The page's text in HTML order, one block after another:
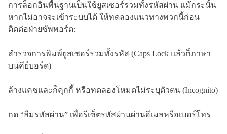
การล็อกอินพื้นฐานเป็นใช้ยูสเซอร์รวมทั้งรหัสผ่าน แม้กระนั้น
หากไม่อาจจะเข้าระบบได้ ให้ทดลองแนวทางพวกนี้ก่อน
ติดต่อฝ่ายซัพพอร์ต:
สำรวจการพิมพ์ยูสเซอร์รวมทั้งรหัส (Caps Lock แล้วก็ภาษา
บนคีย์บอร์ด)
ล้างแคชและก็คุกกี้ หรือทดลองโหมดไม่ระบุตัวตน (Incognito)
กด “ลืมรหัสผ่าน” เพื่อรีเซ็ตรหัสผ่านผ่านอีเมลหรือเบอร์โทร